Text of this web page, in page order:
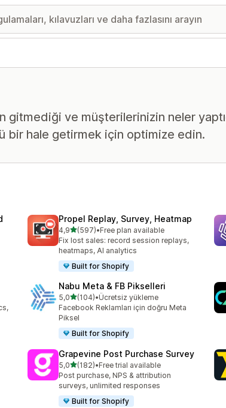
ve müşterilerinizin neler
bir hale getirmek için optimize edin.
Propel Replay, Survey, Heatmap
4,95 yıldız üzerinden
(597)
toplam 597 değerlendirme
•Free plan available
Fix lost sales: record session replays,
heatmaps, AI analytics
Built for Shopify
Nabu Meta & FB Pikselleri
5,05 yıldız üzerinden
(104)
toplam 104 değerlendirme
•Ücretsiz yükleme
Facebook Reklamları için doğru Meta
Piksel
Built for Shopify
Grapevine Post Purchase Survey
5,05 yıldız üzerinden
(182)
toplam 182 değerlendirme
•Free trial available
Post purchase, NPS & attribution
surveys, unlimited responses
Built for Shopify